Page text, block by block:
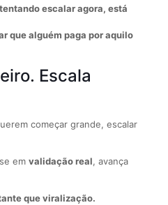
escalar agora, está
que alguém paga por aquilo
Escala
começar grande, escalar
em validação real, avança
que viralização.